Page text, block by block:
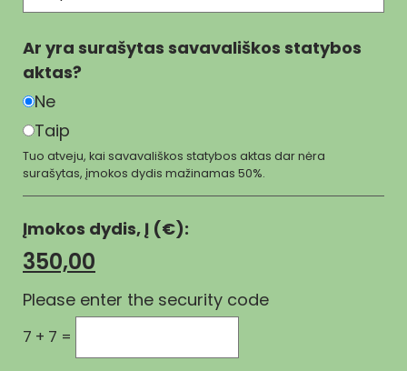
Ar yra surašytas savavališkos statybos
aktas?
Ne
Taip
Tuo atveju, kai savavališkos statybos aktas dar nėra
surašytas, įmokos dydis mažinamas 50%.
Įmokos dydis, Į (€):
Please enter the security code
7 + 7 =